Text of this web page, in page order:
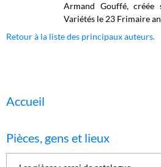
Armand Gouffé,
Variétés le 23 Frimaire
Retour à la liste des principaux auteurs.
Accueil
Pièces, gens et lieux